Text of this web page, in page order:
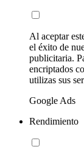
Al aceptar
el éxito de
publicitaria.
encriptados
utilizas sus
Google Ads
Rendimiento